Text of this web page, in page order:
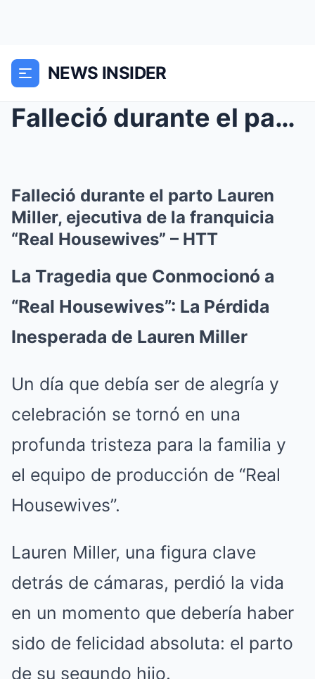
NEWS INSIDER
Falleció durante el parto Lauren Miller, ejecutiva...
Falleció durante el parto Lauren
Miller, ejecutiva de la franquicia
“Real Housewives” – HTT
La Tragedia que Conmocionó a
“Real Housewives”: La Pérdida
Inesperada de Lauren Miller
Un día que debía ser de alegría y
celebración se tornó en una
profunda tristeza para la familia y
el equipo de producción de “Real
Housewives”.
Lauren Miller, una figura clave
detrás de cámaras, perdió la vida
en un momento que debería haber
sido de felicidad absoluta: el parto
de su segundo hijo.